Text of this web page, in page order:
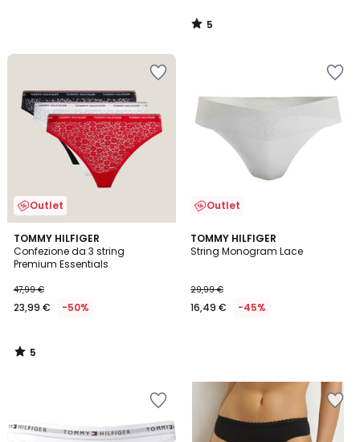
5
/
Outlet
TOMMY HILFIGER
Confezione da 3 string
Premium Essentials
47,99 €
23,99 € -50%
5
/
5
5
/
Outlet
TOMMY HILFIGER
String Monogram Lace
29,99 €
16,49 € -45%